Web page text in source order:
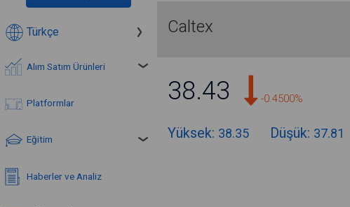
Türkçe
Alım Satım Ürünleri
Platformlar
Eğitim
Haberler ve Analiz
Caltex
38.43 -0.4500%
Yüksek: 38.35 Düşük: 37.81